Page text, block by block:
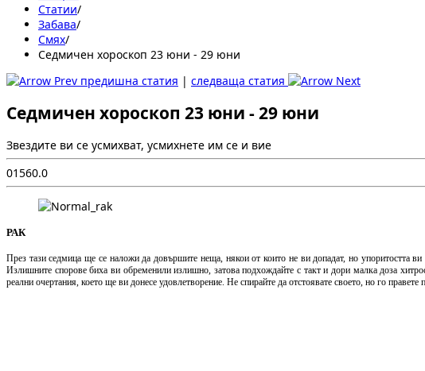
Статии/
Забава/
Смях/
Седмичен хороскоп 23 юни - 29 юни
предишна статия | следваща статия
Седмичен хороскоп 23 юни - 29 юни
Звездите ви се усмихват, усмихнете им се и вие
01560.0
РАК
През тази седмица ще се наложи да довършите неща, някои от които не ви допадат, но упоритостта
Излишните спорове биха ви обременили излишно, затова подхождайте с такт и дори малка доза
реални очертания, което ще ви донесе удовлетворение. Не спирайте да отстоявате своето, но го